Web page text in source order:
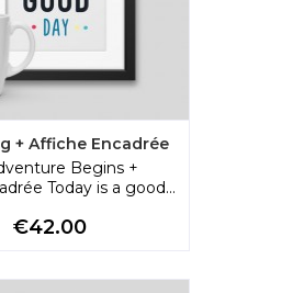
+ Affiche Encadrée
Begins +
Today is a good...
Price
€42.00